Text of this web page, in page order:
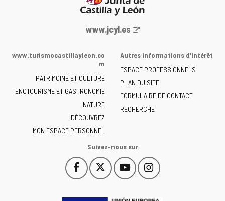
Portail
la
de
Castilla
y
León
-
www.jcyl.es
www.turismocastillayleon.co
m
PATRIMOINE ET CULTURE
ENOTOURISME ET GASTRONOMIE
NATURE
DÉCOUVREZ
MON ESPACE PERSONNEL
Autres informations d'intérêt
ESPACE PROFESSIONNELS
PLAN DU SITE
FORMULAIRE DE CONTACT
RECHERCHE
Suivez-nous sur
Facebook
Este
enlace
Este
enlace
YouTube
Este
enlace
Instagram
Este
enlace